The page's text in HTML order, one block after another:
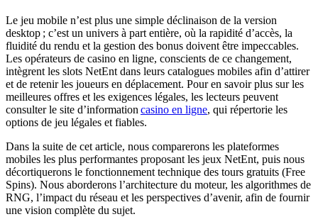
Le jeu mobile n’est plus une simple déclinaison de la version
desktop ; c’est un univers à part entière, où la rapidité d’accès, la
fluidité du rendu et la gestion des bonus doivent être impeccables.
Les opérateurs de casino en ligne, conscients de ce changement,
intègrent les slots NetEnt dans leurs catalogues mobiles afin d’attirer
et de retenir les joueurs en déplacement. Pour en savoir plus sur les
meilleures offres et les exigences légales, les lecteurs peuvent
consulter le site d’information casino en ligne, qui répertorie les
options de jeu légales et fiables.
Dans la suite de cet article, nous comparerons les plateformes
mobiles les plus performantes proposant les jeux NetEnt, puis nous
décortiquerons le fonctionnement technique des tours gratuits (Free
Spins). Nous aborderons l’architecture du moteur, les algorithmes de
RNG, l’impact du réseau et les perspectives d’avenir, afin de fournir
une vision complète du sujet.